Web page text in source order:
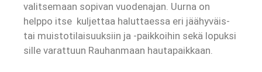
valitsemaan sopivan vuodenajan. Uurna on
helppo itse kuljettaa haluttaessa eri jäähyväis-
tai muistotilaisuuksiin ja -paikkoihin sekä lopuksi
sille varattuun Rauhanmaan hautapaikkaan.